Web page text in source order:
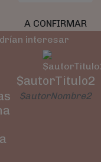
A CONFIRMAR
interesar
$autorTitulo2
$autorNombre2